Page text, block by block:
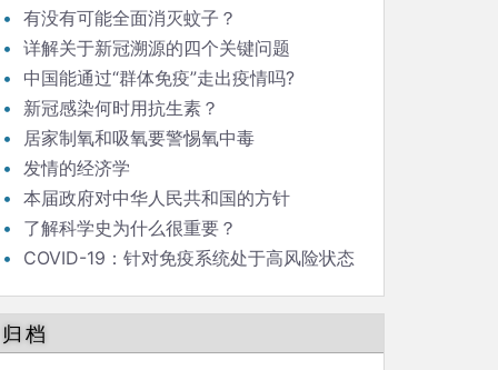
有没有可能全面消灭蚊子？
详解关于新冠溯源的四个关键问题
中国能通过“群体免疫”走出疫情吗?
新冠感染何时用抗生素？
居家制氧和吸氧要警惕氧中毒
发情的经济学
本届政府对中华人民共和国的方针
了解科学史为什么很重要？
COVID-19：针对免疫系统处于高风险状态
归档